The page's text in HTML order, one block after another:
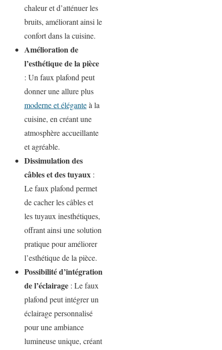
chaleur et d’atténuer les
bruits, améliorant ainsi le
confort dans la cuisine.
Amélioration de
l’esthétique de la pièce
: Un faux plafond peut
donner une allure plus
moderne et éléganteà la
cuisine, en créant une
atmosphère accueillante
et agréable.
Dissimulation des
câbles et des tuyaux :
Le faux plafond permet
de cacher les câbles et
les tuyaux inesthétiques,
offrant ainsi une solution
pratique pour améliorer
l’esthétique de la pièce.
Possibilité d’intégration
de l’éclairage: Le faux
plafond peut intégrer un
éclairage personnalisé
pour une ambiance
lumineuse unique, créant